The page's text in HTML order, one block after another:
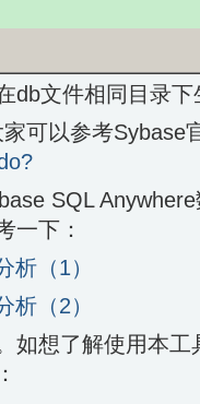
db文件相同目录
可以参考Sybase
SQL
一下：
析（1）
析（2）
如想了解使用本